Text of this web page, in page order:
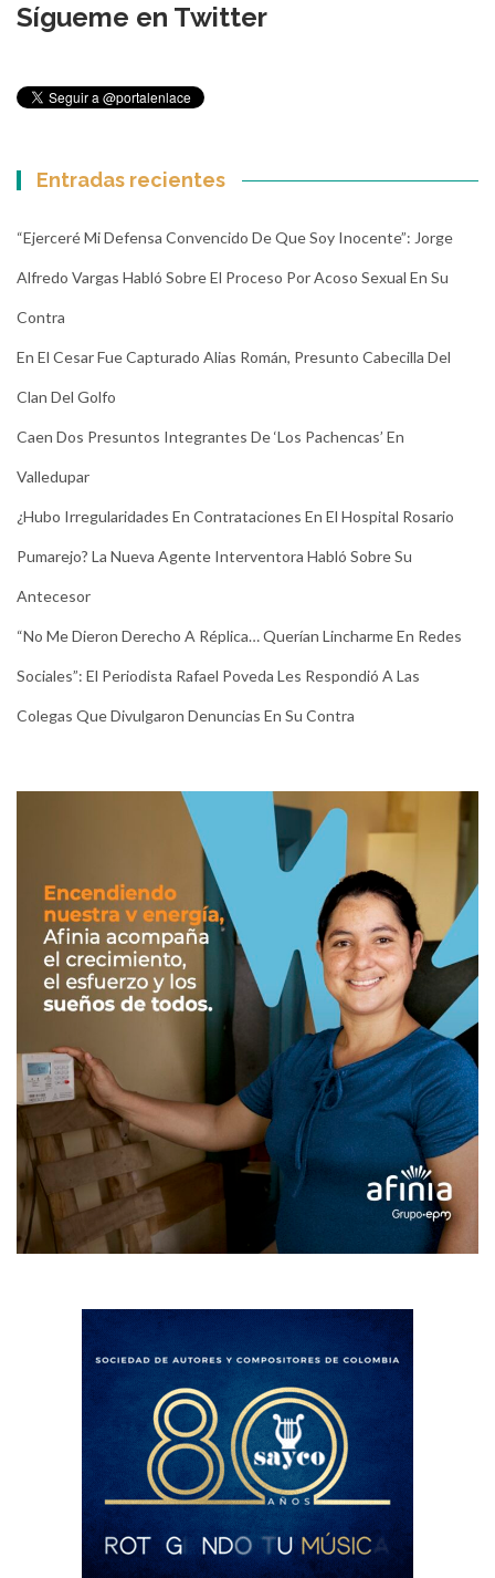
Sígueme en Twitter
Entradas recientes
“Ejerceré Mi Defensa Convencido De Que Soy Inocente”: Jorge
Alfredo Vargas Habló Sobre El Proceso Por Acoso Sexual En Su
Contra
En El Cesar Fue Capturado Alias Román, Presunto Cabecilla Del
Clan Del Golfo
Caen Dos Presuntos Integrantes De ‘Los Pachencas’ En
Valledupar
¿Hubo Irregularidades En Contrataciones En El Hospital Rosario
Pumarejo? La Nueva Agente Interventora Habló Sobre Su
Antecesor
“No Me Dieron Derecho A Réplica… Querían Lincharme En Redes
Sociales”: El Periodista Rafael Poveda Les Respondió A Las
Colegas Que Divulgaron Denuncias En Su Contra